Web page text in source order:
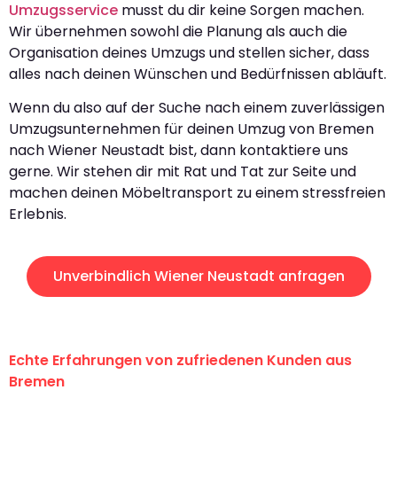
Umzugsservice musst du dir keine Sorgen machen.
Wir übernehmen sowohl die Planung als auch die
Organisation deines Umzugs und stellen sicher, dass
alles nach deinen Wünschen und Bedürfnissen abläuft.
Wenn du also auf der Suche nach einem zuverlässigen
Umzugsunternehmen für deinen Umzug von Bremen
nach Wiener Neustadt bist, dann kontaktiere uns
gerne. Wir stehen dir mit Rat und Tat zur Seite und
machen deinen Möbeltransport zu einem stressfreien
Erlebnis.
Unverbindlich Wiener Neustadt anfragen
Echte Erfahrungen von zufriedenen Kunden aus
Bremen